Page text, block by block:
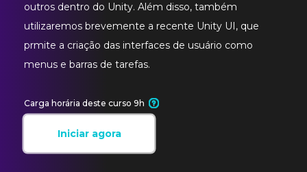
outros dentro do Unity. Além disso, também
utilizaremos brevemente a recente Unity UI, que
prmite a criação das interfaces de usuário como
menus e barras de tarefas.
Iniciar agora
Carga horária deste curso 9h